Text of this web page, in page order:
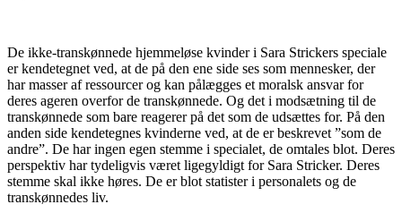
De ikke-transkønnede hjemmeløse kvinder i Sara Strickers speciale
er kendetegnet ved, at de på den ene side ses som mennesker, der
har masser af ressourcer og kan pålægges et moralsk ansvar for
deres ageren overfor de transkønnede. Og det i modsætning til de
transkønnede som bare reagerer på det som de udsættes for. På den
anden side kendetegnes kvinderne ved, at de er beskrevet ”som de
andre”. De har ingen egen stemme i specialet, de omtales blot. Deres
perspektiv har tydeligvis været ligegyldigt for Sara Stricker. Deres
stemme skal ikke høres. De er blot statister i personalets og de
transkønnedes liv.